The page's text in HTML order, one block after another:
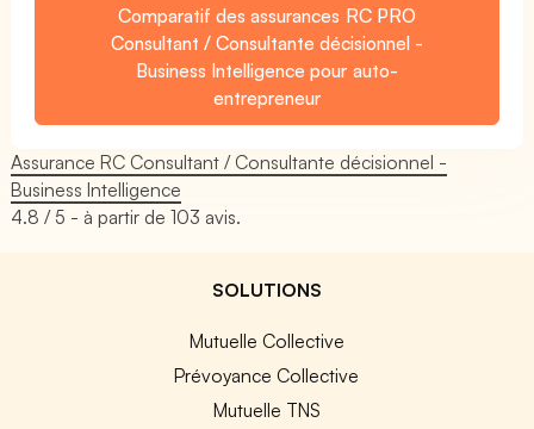
Comparatif des assurances RC PRO
Consultant / Consultante décisionnel -
Business Intelligence pour auto-
entrepreneur
Assurance RC Consultant / Consultante décisionnel -
Business Intelligence
4.8 / 5 - à partir de103 avis.
SOLUTIONS
Mutuelle Collective
Prévoyance Collective
Mutuelle TNS